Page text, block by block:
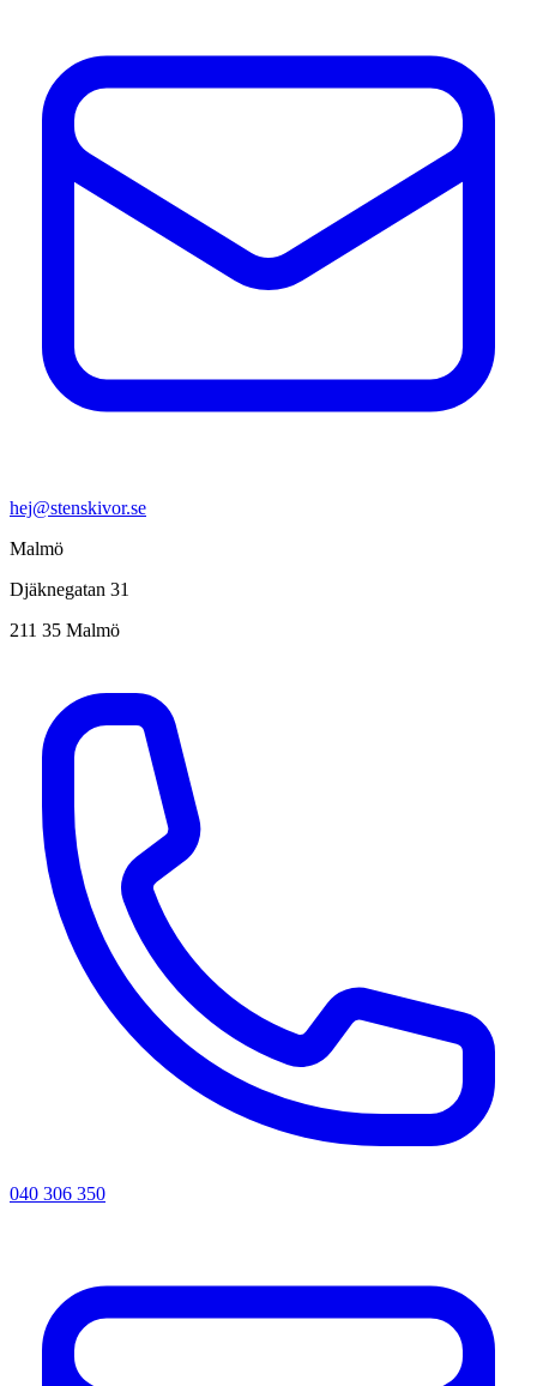
hej@stenskivor.se
Malmö
Djäknegatan 31
211 35 Malmö
040 306 350